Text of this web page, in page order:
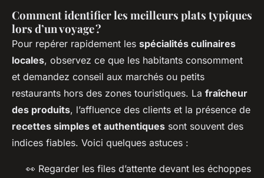
Comment identifier les meilleurs plats typiques
lors d’un voyage ?
Pour repérer rapidement les spécialités culinaires
locales, observez ce que les habitants consomment
et demandez conseil aux marchés ou petits
restaurants hors des zones touristiques. La fraîcheur
des produits, l’affluence des clients et la présence de
recettes simples et authentiques sont souvent des
indices fiables. Voici quelques astuces :
👀 Regarder les files d’attente devant les échoppes